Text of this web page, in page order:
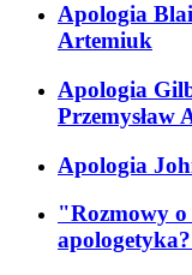
Apologia
Artemiuk
Apologia
Przemysław
Apologia
"Rozmowy o